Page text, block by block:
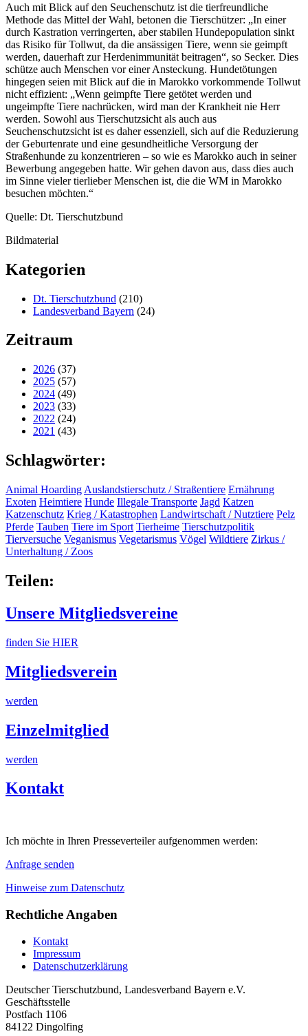
Auch mit Blick auf den Seuchenschutz ist die tierfreundliche
Methode das Mittel der Wahl, betonen die Tierschützer: „In einer
durch Kastration verringerten, aber stabilen Hundepopulation sinkt
das Risiko für Tollwut, da die ansässigen Tiere, wenn sie geimpft
werden, dauerhaft zur Herdenimmunität beitragen“, so Secker. Dies
schütze auch Menschen vor einer Ansteckung. Hundetötungen
hingegen seien mit Blick auf die in Marokko vorkommende Tollwut
nicht effizient: „Wenn geimpfte Tiere getötet werden und
ungeimpfte Tiere nachrücken, wird man der Krankheit nie Herr
werden. Sowohl aus Tierschutzsicht als auch aus
Seuchenschutzsicht ist es daher essenziell, sich auf die Reduzierung
der Geburtenrate und eine gesundheitliche Versorgung der
Straßenhunde zu konzentrieren – so wie es Marokko auch in seiner
Bewerbung angegeben hatte. Wir gehen davon aus, dass dies auch
im Sinne vieler tierlieber Menschen ist, die die WM in Marokko
besuchen möchten.“
Quelle: Dt. Tierschutzbund
Bildmaterial
Kategorien
Dt. Tierschutzbund (210)
Landesverband Bayern (24)
Zeitraum
2026 (37)
2025 (57)
2024 (49)
2023 (33)
2022 (24)
2021 (43)
Schlagwörter:
Animal Hoarding Auslandstierschutz / Straßentiere Ernährung
Exoten Heimtiere Hunde Illegale Transporte Jagd Katzen
Katzenschutz Krieg / Katastrophen Landwirtschaft / Nutztiere Pelz
Pferde Tauben Tiere im Sport Tierheime Tierschutzpolitik
Tierversuche Veganismus Vegetarismus Vögel Wildtiere Zirkus /
Unterhaltung / Zoos
Teilen:
Unsere Mitgliedsvereine
finden Sie HIER
Mitgliedsverein
werden
Einzelmitglied
werden
Kontakt
Ich möchte in Ihren Presseverteiler aufgenommen werden:
Anfrage senden
Hinweise zum Datenschutz
Rechtliche Angaben
Kontakt
Impressum
Datenschutzerklärung
Deutscher Tierschutzbund, Landesverband Bayern e.V.
Geschäftsstelle
Postfach 1106
84122 Dingolfing